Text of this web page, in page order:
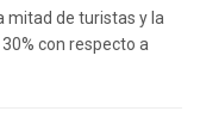
mitad de turistas y la
con respecto a